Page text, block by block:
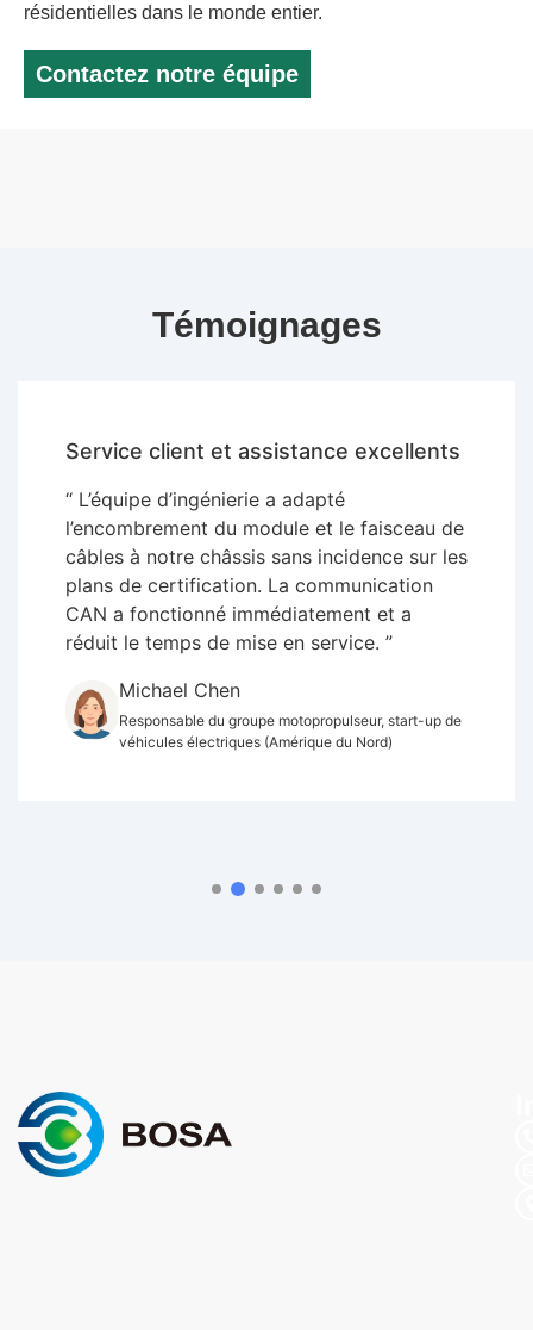
résidentielles dans le monde entier.
Contactez notre équipe
Témoignages
Service client et assistance excellents
“ L’équipe d’ingénierie a adapté
l’encombrement du module et le faisceau de
câbles à notre châssis sans incidence sur les
plans de certification. La communication
CAN a fonctionné immédiatement et a
réduit le temps de mise en service. ”
Michael Chen
Responsable du groupe motopropulseur, start-up de
véhicules électriques (Amérique du Nord)